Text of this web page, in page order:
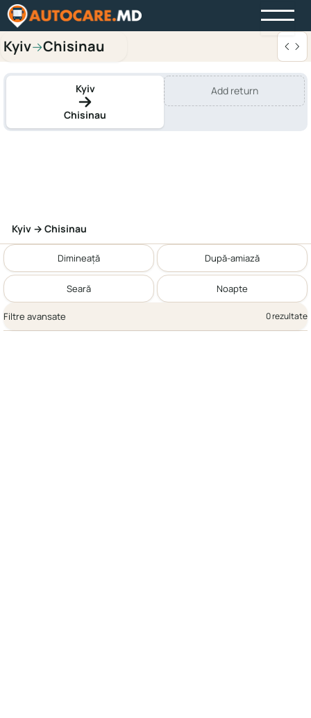
Kyiv→Chisinau
Kyiv
Chisinau
Add return
Kyiv → Chisinau
Dimineață După-amiază
Seară Noapte
Filtre avansate 0 rezultate